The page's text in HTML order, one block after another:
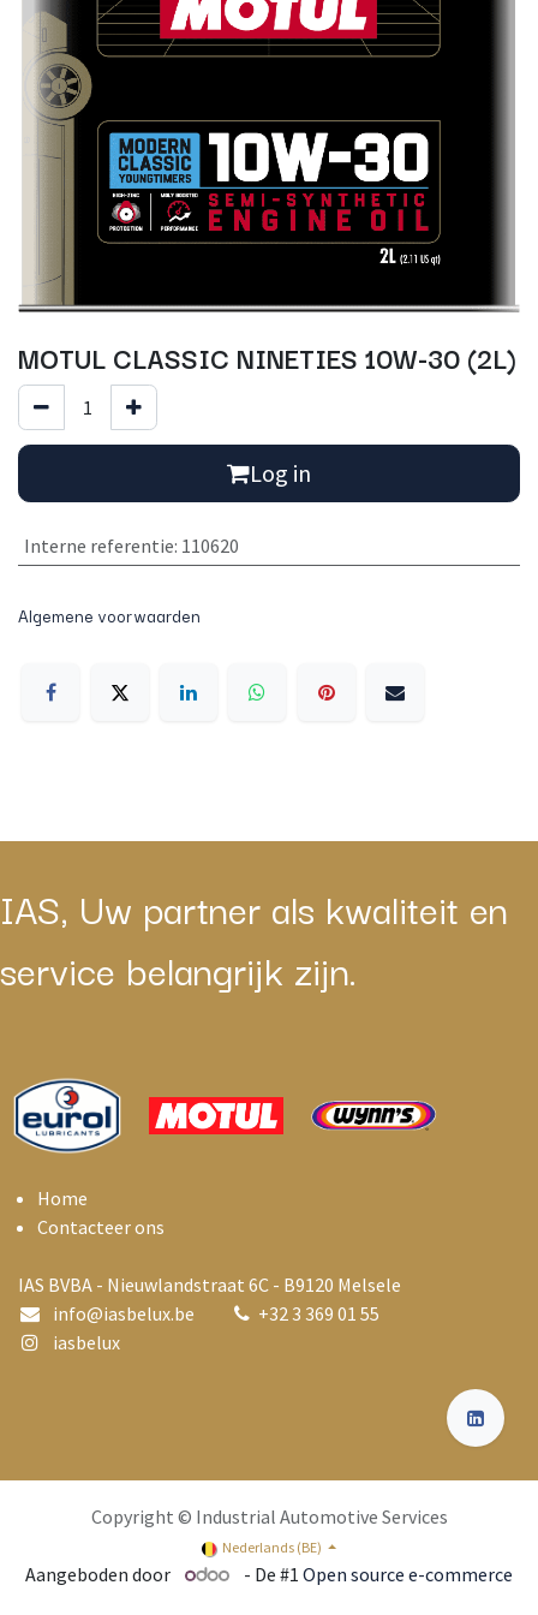
MOTUL CLASSIC NINETIES 10W-30 (2L)
Log in
Interne referentie: 110620
Algemene voorwaarden
IAS, Uw partner als kwaliteit en
service belangrijk zijn.
Home
Contacteer ons
IAS BVBA - Nieuwlandstraat 6C - B9120 Melsele
info@iasbelux.be +32 3 369 01 55
iasbelux
Copyright © Industrial Automotive Services
Nederlands (BE)
Aangeboden door - De #1 Open source e-commerce